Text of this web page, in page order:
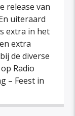
release van
uiteraard
extra in het
extra
de diverse
Radio
– Feest in